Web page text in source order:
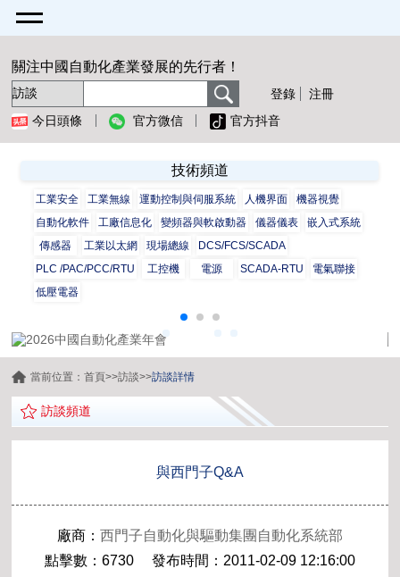
關注中國自動化產業發展的先行者！
登錄
注冊
今日頭條
官方微信 官方抖音
技術頻道
工業安全 工業無線 運動控制與伺服系統 人機界面
機器視覺
自動化軟件
工廠信息化 變頻器與軟啟動器 儀器儀表
嵌入式系統
傳感器
工業以太網 現場總線
DCS/FCS/SCADA
PLC /PAC/PCC/RTU
工控機 電源 SCADA-RTU
電氣聯接
低壓電器
當前位置：首頁>>訪談>>訪談詳情
訪談頻道
與西門子Q&A
廠商： 西門子自動化與驅動集團自動化系統部
點擊數：6730 發布時間：2011-02-09 12:16:00